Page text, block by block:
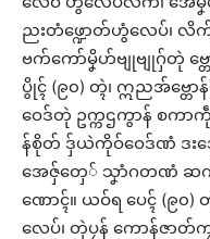
ညးတံဖ္ဍောတ်ဟွံလေပ်၊ လိ
ဗက်ကော်မၞိဟ်ဗျုဗျုဂှ်တုဲ ဗ္တ
ပွိုၚ် (၉၀) တ္ၚဲ၊ ဣညအ်ဗ္တေ
ဝေဒ်တုဲ ဥက္ကဌကွာန် စကာကဵု
န်စိုတ် ဒှ်ယဲကိုဝ်ဝေဒ်ဏံ ဒး
အေဇှ်တှေ် သၞာံဂတဏံ ဆက်ပံ
ဏောၚ်။ ယဝ်ရ ပေၚ် (၉၀) တ္ၚဲ
လေပ်၊ တုဲပၠန် ကောန်ဇာတ်